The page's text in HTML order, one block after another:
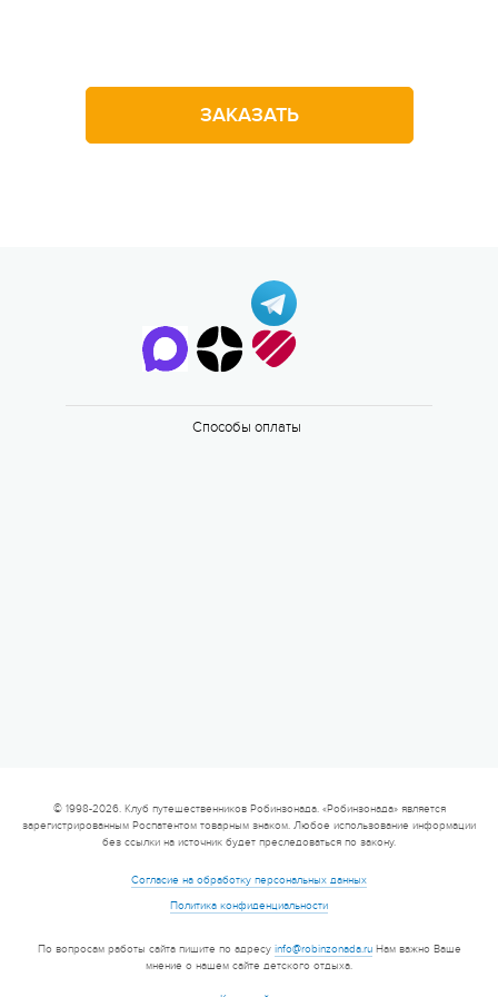
ЗАКАЗАТЬ
Способы оплаты
© 1998-2026. Клуб путешественников Робинзонада. «Робинзонада» является
зарегистрированным Роспатентом товарным знаком. Любое использование информации
без ссылки на источник будет преследоваться по закону.
Согласие на обработку персональных данных
Политика конфиденциальности
По вопросам работы сайта пишите по адресу info@robinzonada.ruНам важно Ваше
мнение о нашем сайте детского отдыха.